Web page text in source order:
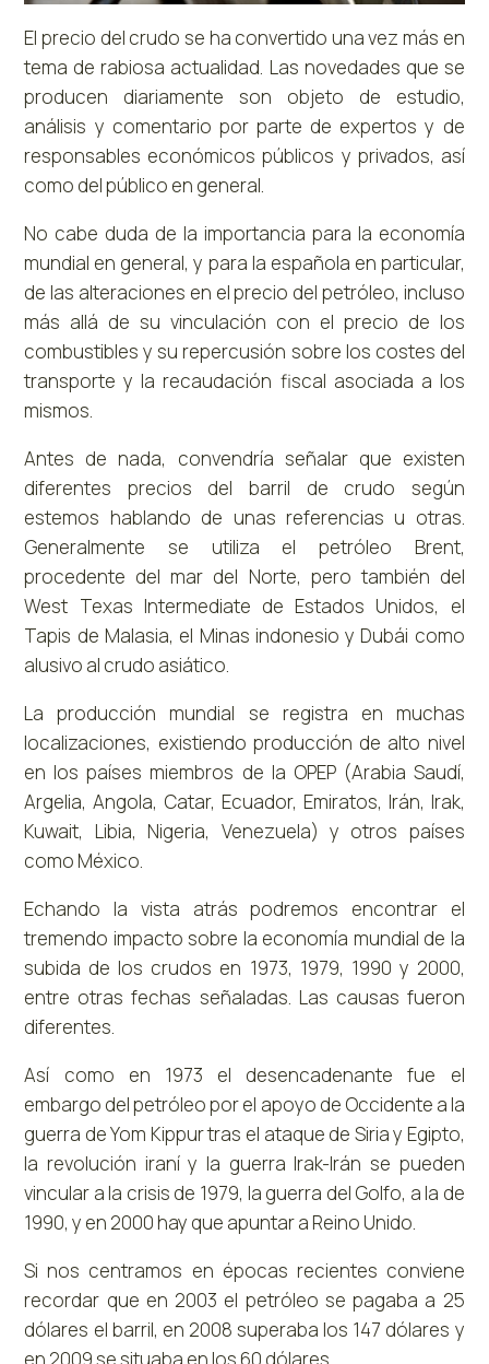
El precio del crudo se ha convertido una vez más en
tema de rabiosa actualidad. Las novedades que se
producen diariamente son objeto de estudio,
análisis y comentario por parte de expertos y de
responsables económicos públicos y privados, así
como del público en general.
No cabe duda de la importancia para la economía
mundial en general, y para la española en particular,
de las alteraciones en el precio del petróleo, incluso
más allá de su vinculación con el precio de los
combustibles y su repercusión sobre los costes del
transporte y la recaudación fiscal asociada a los
mismos.
Antes de nada, convendría señalar que existen
diferentes precios del barril de crudo según
estemos hablando de unas referencias u otras.
Generalmente se utiliza el petróleo Brent,
procedente del mar del Norte, pero también del
West Texas Intermediate de Estados Unidos, el
Tapis de Malasia, el Minas indonesio y Dubái como
alusivo al crudo asiático.
La producción mundial se registra en muchas
localizaciones, existiendo producción de alto nivel
en los países miembros de la OPEP (Arabia Saudí,
Argelia, Angola, Catar, Ecuador, Emiratos, Irán, Irak,
Kuwait, Libia, Nigeria, Venezuela) y otros países
como México.
Echando la vista atrás podremos encontrar el
tremendo impacto sobre la economía mundial de la
subida de los crudos en 1973, 1979, 1990 y 2000,
entre otras fechas señaladas. Las causas fueron
diferentes.
Así como en 1973 el desencadenante fue el
embargo del petróleo por el apoyo de Occidente a la
guerra de Yom Kippur tras el ataque de Siria y Egipto,
la revolución iraní y la guerra Irak-Irán se pueden
vincular a la crisis de 1979, la guerra del Golfo, a la de
1990, y en 2000 hay que apuntar a Reino Unido.
Si nos centramos en épocas recientes conviene
recordar que en 2003 el petróleo se pagaba a 25
dólares el barril, en 2008 superaba los 147 dólares y
en 2009 se situaba en los 60 dólares.